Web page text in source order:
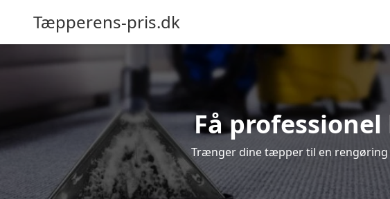
Tæpperens-pris.dk
Få
Trænger dine tæpper til en rengøring